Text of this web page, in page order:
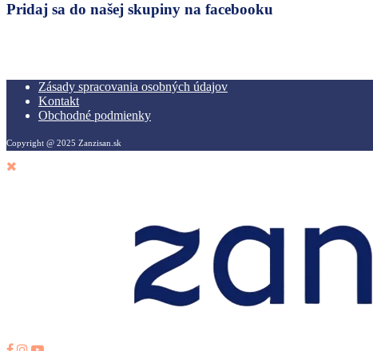
Pridaj sa do našej skupiny na facebooku
Zásady spracovania osobných údajov
Kontakt
Obchodné podmienky
Copyright @ 2025 Zanzisan.sk